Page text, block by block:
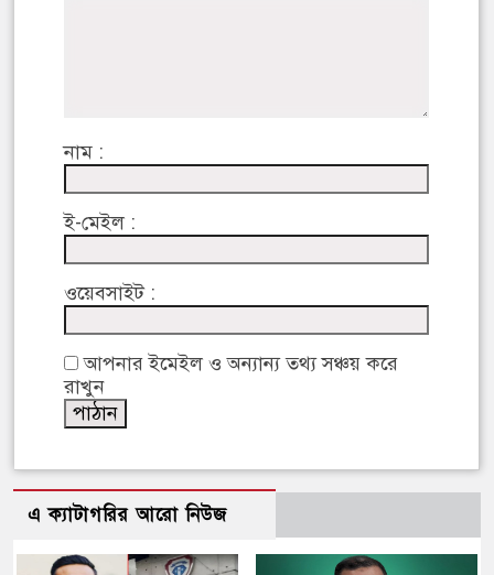
নাম :
ই-মেইল :
ওয়েবসাইট :
আপনার ইমেইল ও অন্যান্য তথ্য সঞ্চয় করে
রাখুন
এ ক্যাটাগরির আরো নিউজ